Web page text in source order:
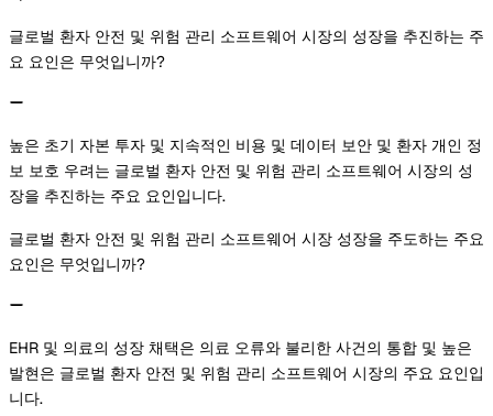
글로벌 환자 안전 및 위험 관리 소프트웨어 시장의 성장을 추진하는 주
요 요인은 무엇입니까?
높은 초기 자본 투자 및 지속적인 비용 및 데이터 보안 및 환자 개인 정
보 보호 우려는 글로벌 환자 안전 및 위험 관리 소프트웨어 시장의 성
장을 추진하는 주요 요인입니다.
글로벌 환자 안전 및 위험 관리 소프트웨어 시장 성장을 주도하는 주요
요인은 무엇입니까?
EHR 및 의료의 성장 채택은 의료 오류와 불리한 사건의 통합 및 높은
발현은 글로벌 환자 안전 및 위험 관리 소프트웨어 시장의 주요 요인입
니다.